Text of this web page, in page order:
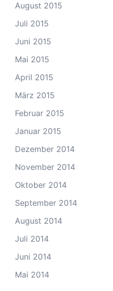
August 2015
Juli 2015
Juni 2015
Mai 2015
April 2015
März 2015
Februar 2015
Januar 2015
Dezember 2014
November 2014
Oktober 2014
September 2014
August 2014
Juli 2014
Juni 2014
Mai 2014